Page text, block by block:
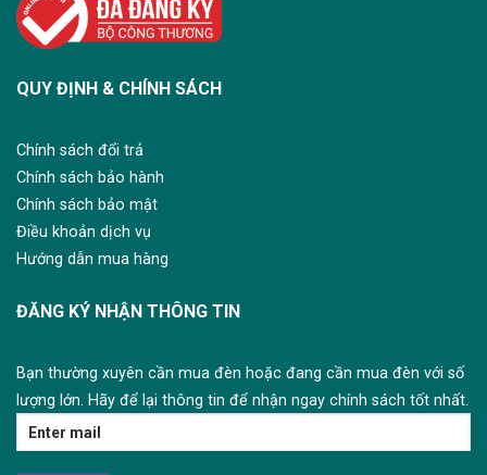
QUY ĐỊNH & CHÍNH SÁCH
Chính sách đổi trả
Chính sách bảo hành
Chính sách bảo mật
Điều khoản dịch vụ
Hướng dẫn mua hàng
ĐĂNG KÝ NHẬN THÔNG TIN
Bạn thường xuyên cần mua đèn hoặc đang cần mua đèn với số
lượng lớn. Hãy để lại thông tin để nhận ngay chính sách tốt nhất.